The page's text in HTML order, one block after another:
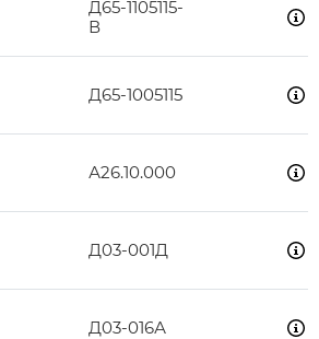
Д65-1105115-
В
Д65-1005115
А26.10.000
Д03-001Д
Д03-016А